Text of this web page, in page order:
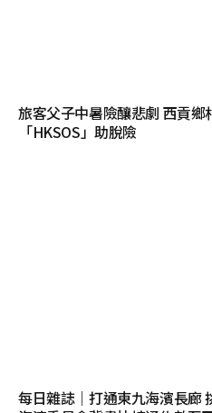
旅客父子中暑險釀悲劇 西貢鄉
「HKSOS」助脫險
每日雜誌｜打通東九海濱長廊